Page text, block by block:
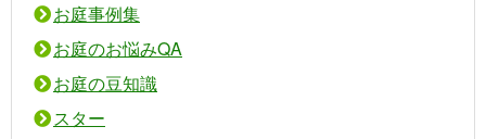
お庭事例集
お庭のお悩みQA
お庭の豆知識
スター